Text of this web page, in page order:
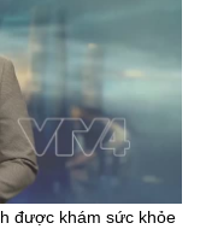
được khám sức khỏe